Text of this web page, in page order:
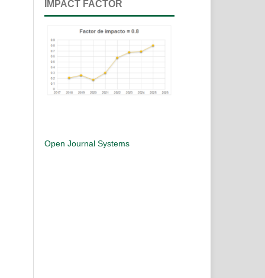
IMPACT FACTOR
Open Journal Systems